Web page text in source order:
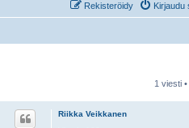
Kirjaudu
Rekisteröidy
1 viesti
Riikka Veikkanen